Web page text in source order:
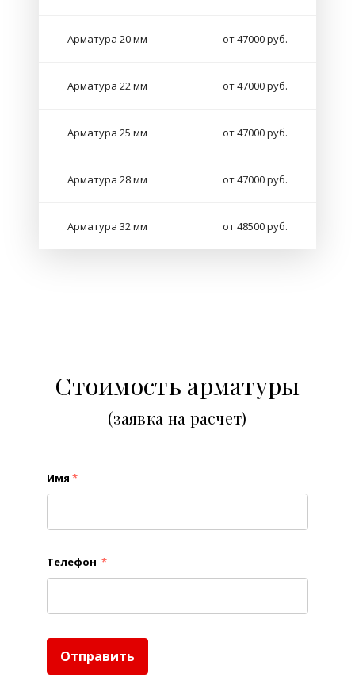
Арматура 20 мм от 47000 руб.
Арматура 22 мм от 47000 руб.
Арматура 25 мм от 47000 руб.
Арматура 28 мм от 47000 руб.
Арматура 32 мм от 48500 руб.
Стоимость арматуры
(заявка на расчет)
Имя *
Телефон *
Отправить